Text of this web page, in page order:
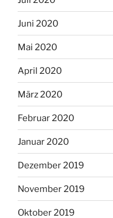
Juni 2020
Mai 2020
April 2020
März 2020
Februar 2020
Januar 2020
Dezember 2019
November 2019
Oktober 2019